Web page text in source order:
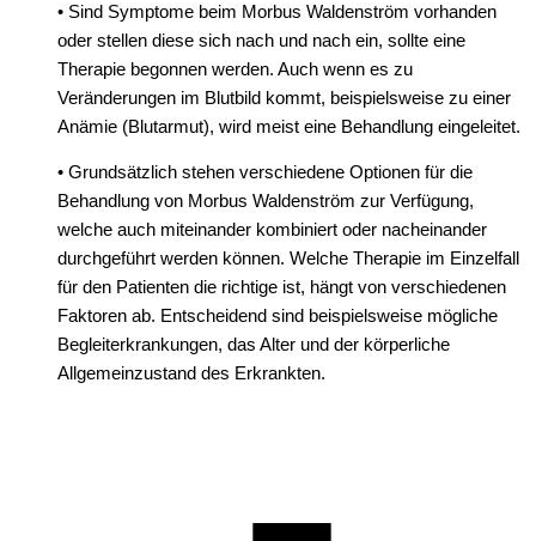
• Sind Symptome beim Morbus Waldenström vorhanden
oder stellen diese sich nach und nach ein, sollte eine
Therapie begonnen werden. Auch wenn es zu
Veränderungen im Blutbild kommt, beispielsweise zu einer
Anämie (Blutarmut), wird meist eine Behandlung eingeleitet.
• Grundsätzlich stehen verschiedene Optionen für die
Behandlung von Morbus Waldenström zur Verfügung,
welche auch miteinander kombiniert oder nacheinander
durchgeführt werden können. Welche Therapie im Einzelfall
für den Patienten die richtige ist, hängt von verschiedenen
Faktoren ab. Entscheidend sind beispielsweise mögliche
Begleiterkrankungen, das Alter und der körperliche
Allgemeinzustand des Erkrankten.